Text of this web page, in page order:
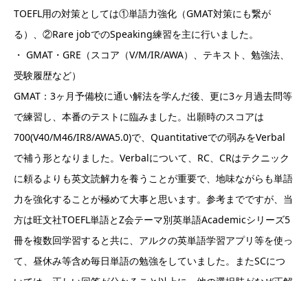
TOEFL用の対策としては①単語力強化（GMAT対策にも繋が
る）、②Rare jobでのSpeaking練習を主に行いました。
・ GMAT・GRE（スコア（V/M/IR/AWA）、テキスト、勉強法、
受験履歴など）
GMAT：3ヶ月予備校に通い解法を学んだ後、更に3ヶ月過去問等
で練習し、本番のテストに臨みました。出願時のスコアは
700(V40/M46/IR8/AWA5.0)で、Quantitativeでの弱みをVerbal
で補う形となりました。Verbalについて、RC、CRはテクニック
に頼るよりも英文読解力を養うことが重要で、地味ながらも単語
力を強化することが極めて大事と思います。参考までですが、当
方は旺文社TOEFL単語とZ会テーマ別英単語Academicシリーズ5
冊を複数回学習すると共に、アルクの英単語学習アプリ等を使っ
て、昼休み等含め毎日単語の勉強をしていました。またSCにつ